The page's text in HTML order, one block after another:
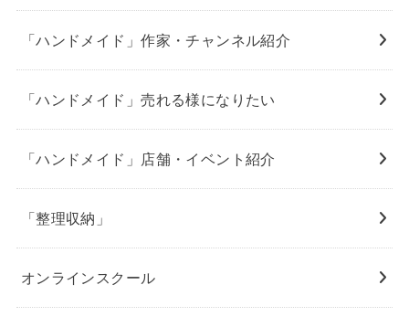
「ハンドメイド」作家・チャンネル紹介
「ハンドメイド」売れる様になりたい
「ハンドメイド」店舗・イベント紹介
「整理収納」
オンラインスクール